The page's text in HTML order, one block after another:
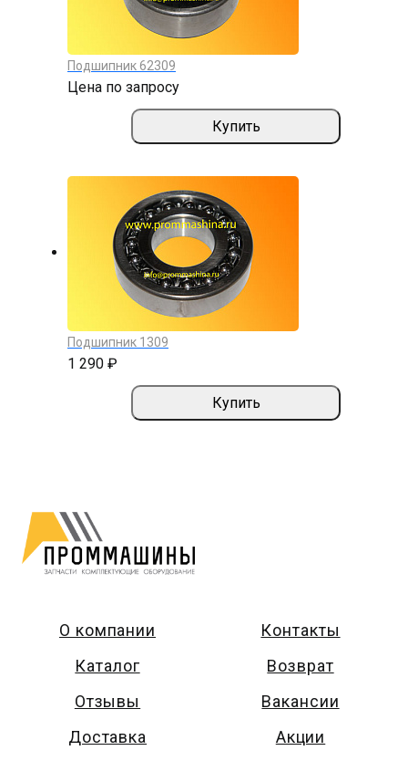
Подшипник 62309
Цена по запросу
Купить
Подшипник 1309
1 290 ₽
Купить
О компании
Каталог
Отзывы
Доставка
Контакты
Возврат
Вакансии
Акции